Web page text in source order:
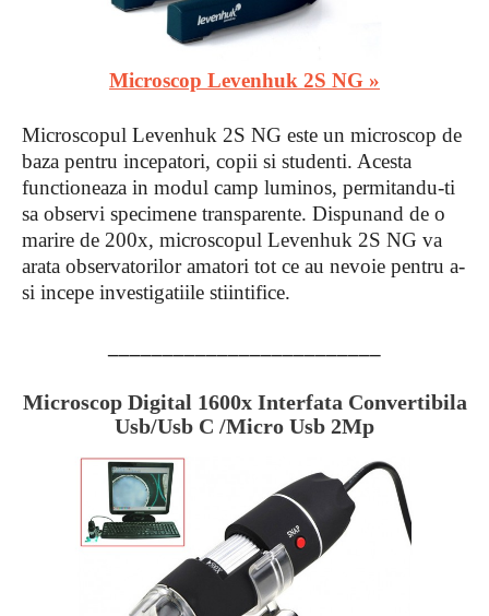
Microscop Levenhuk 2S NG »
Microscopul Levenhuk 2S NG este un microscop de
baza pentru incepatori, copii si studenti. Acesta
functioneaza in modul camp luminos, permitandu-ti
sa observi specimene transparente. Dispunand de o
marire de 200x, microscopul Levenhuk 2S NG va
arata observatorilor amatori tot ce au nevoie pentru a-
si incepe investigatiile stiintifice.
Microscop Digital 1600x Interfata Convertibila
Usb/Usb C /Micro Usb 2Mp